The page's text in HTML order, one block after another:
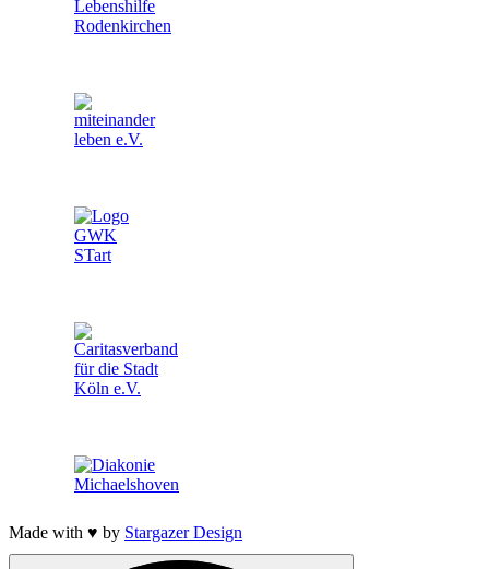
Made with ♥ by Stargazer Design